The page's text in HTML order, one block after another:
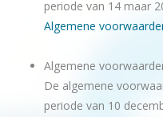
periode van 14 maar
Algemene
Algemene
De algemene
periode van 10